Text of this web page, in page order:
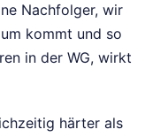
Nachfolger, wir
kommt und so
in der WG, wirkt
härter als